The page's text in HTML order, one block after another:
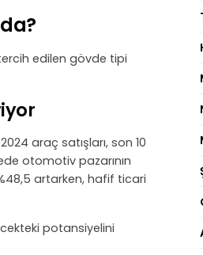
edilen gövde tipi
araç satışları, son 10
otomotiv pazarının
artarken, hafif ticari
potansiyelini